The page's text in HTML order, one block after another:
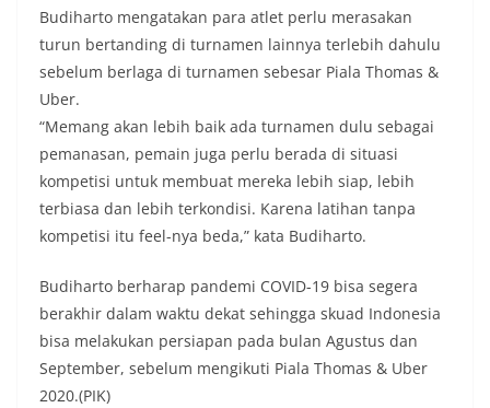
Budiharto mengatakan para atlet perlu merasakan
turun bertanding di turnamen lainnya terlebih dahulu
sebelum berlaga di turnamen sebesar Piala Thomas &
Uber.
“Memang akan lebih baik ada turnamen dulu sebagai
pemanasan, pemain juga perlu berada di situasi
kompetisi untuk membuat mereka lebih siap, lebih
terbiasa dan lebih terkondisi. Karena latihan tanpa
kompetisi itu feel-nya beda,” kata Budiharto.
Budiharto berharap pandemi COVID-19 bisa segera
berakhir dalam waktu dekat sehingga skuad Indonesia
bisa melakukan persiapan pada bulan Agustus dan
September, sebelum mengikuti Piala Thomas & Uber
2020.(PIK)